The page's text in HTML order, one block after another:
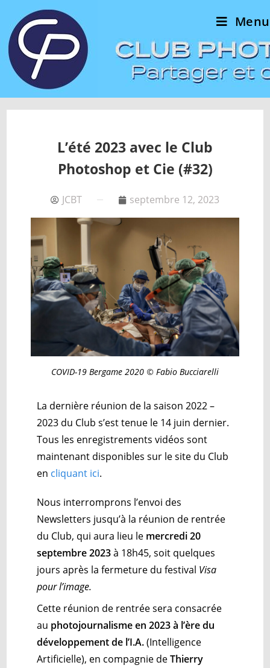
Menu
L’été 2023 avec le Club
Photoshop et Cie (#32)
JCBT septembre 12, 2023
COVID-19 Bergame 2020 © Fabio Bucciarelli
La dernière réunion de la saison 2022 –
2023 du Club s’est tenue le 14 juin dernier.
Tous les enregistrements vidéos sont
maintenant disponibles sur le site du Club
en cliquant ici.
Nous interromprons l’envoi des
Newsletters jusqu’à la réunion de rentrée
du Club, qui aura lieu le mercredi 20
septembre 2023à 18h45, soit quelques
jours après la fermeture du festival Visa
pour l’image.
Cette réunion de rentrée sera consacrée
au photojournalisme en 2023 à l’ère du
développement de l’I.A.(Intelligence
Artificielle), en compagnie deThierry